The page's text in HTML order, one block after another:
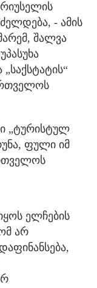
- ამის
შალვა
„ტურისტულ
ფული იმ
ელჩების
არ